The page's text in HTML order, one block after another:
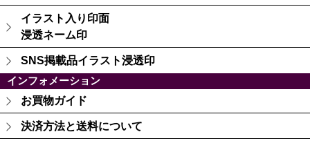
イラスト入り印面
浸透ネーム印
SNS掲載品イラスト浸透印
インフォメーション
お買物ガイド
決済方法と送料について